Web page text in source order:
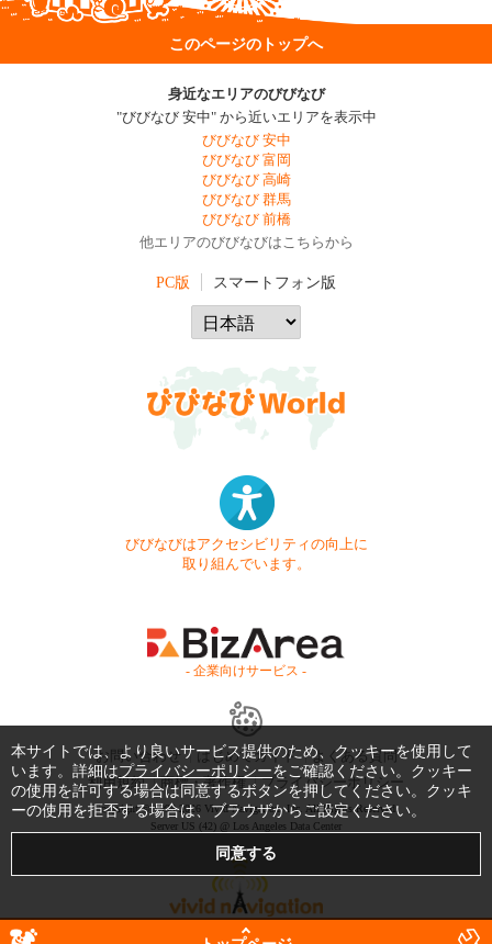
このページのトップへ
身近なエリアのびびなび
"びびなび 安中" から近いエリアを表示中
びびなび 安中
びびなび 富岡
びびなび 高崎
びびなび 群馬
びびなび 前橋
他エリアのびびなびはこちらから
PC版 スマートフォン版
びびなびはアクセシビリティの向上に
取り組んでいます。
- 企業向けサービス -
お問い合わせ はじめてガイド
よくある質問
利用規約
商標・著作権 プライバシーポリシー
Copyright © 1999-2026 Vivid Navigation, Inc. All Rights Reserved.
Server US (42) @ Los Angeles Data Center
本サイトでは、より良いサービス提供のため、クッキーを使用して
います。詳細はプライバシーポリシーをご確認ください。クッキー
の使用を許可する場合は同意するボタンを押してください。クッキ
ーの使用を拒否する場合は、ブラウザからご設定ください。